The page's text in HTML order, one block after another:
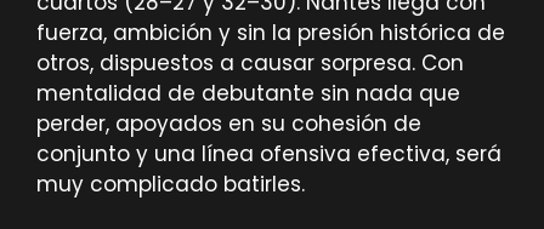
fuerza, ambición y sin la presión histórica de
otros, dispuestos a causar sorpresa. Con
mentalidad de debutante sin nada que
perder, apoyados en su cohesión de
conjunto y una línea ofensiva efectiva, será
muy complicado batirles.